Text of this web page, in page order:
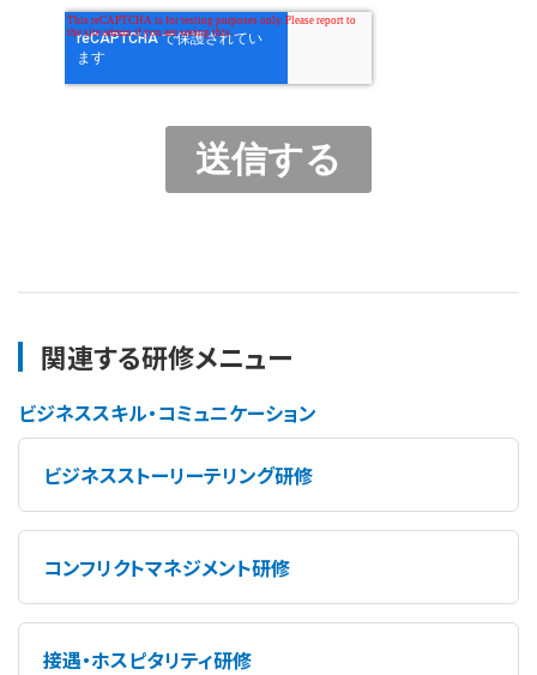
関連する研修メニュー
ビジネススキル・コミュニケーション
ビジネスストーリーテリング研修
コンフリクトマネジメント研修
接遇・ホスピタリティ研修